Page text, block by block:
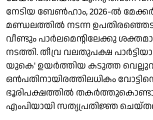
നേടിയ ബേണ്‍ഹാം, 2026-ല്‍
മണ്ഡലത്തില്‍ നടന്ന
വീണ്ടും പാര്‍ലമെന്റിലേക്കു
നടത്തി. തീവ്ര വലതുപക്ഷ
യുകെ' ഉയര്‍ത്തിയ കടുത്ത
ഒൻപതിനായിരത്തിലധികം
ഭൂരിപക്ഷത്തില്‍
എംപിയായി സത്യപ്രതിജ്ഞ